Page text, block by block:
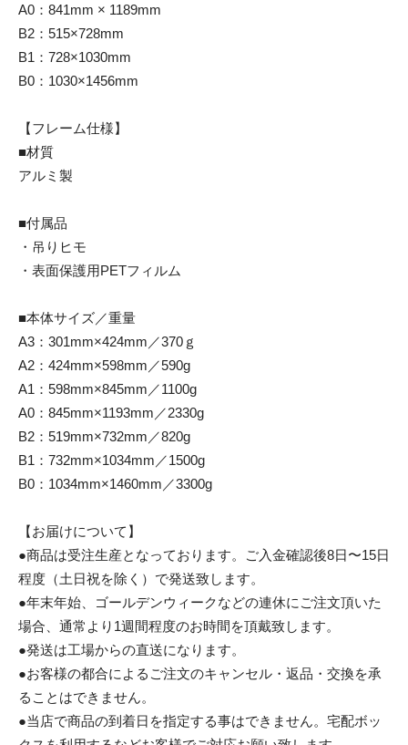
A0：841mm × 1189mm
B2：515×728mm
B1：728×1030mm
B0：1030×1456mm
【フレーム仕様】
■材質
アルミ製
■付属品
・吊りヒモ
・表面保護用PETフィルム
■本体サイズ／重量
A3：301mm×424mm／370ｇ
A2：424mm×598mm／590g
A1：598mm×845mm／1100g
A0：845mm×1193mm／2330g
B2：519mm×732mm／820g
B1：732mm×1034mm／1500g
B0：1034mm×1460mm／3300g
【お届けについて】
●商品は受注生産となっております。ご入金確認後8日〜15日
程度（土日祝を除く）で発送致します。
●年末年始、ゴールデンウィークなどの連休にご注文頂いた
場合、通常より1週間程度のお時間を頂戴致します。
●発送は工場からの直送になります。
●お客様の都合によるご注文のキャンセル・返品・交換を承
ることはできません。
●当店で商品の到着日を指定する事はできません。宅配ボッ